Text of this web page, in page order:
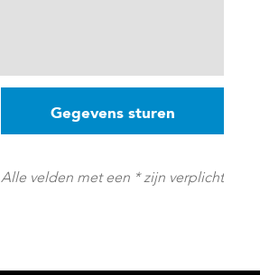
Alle velden met een * zijn verplicht